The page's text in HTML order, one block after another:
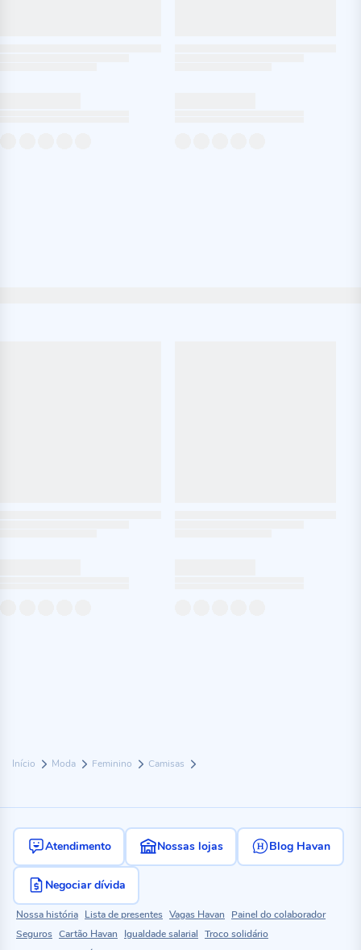
Início Moda Feminino Camisas
Atendimento Nossas lojas Blog Havan
Negociar dívida
Nossa história Lista de presentes Vagas Havan
Painel do colaborador
Seguros Cartão Havan Igualdade salarial Troco solidário